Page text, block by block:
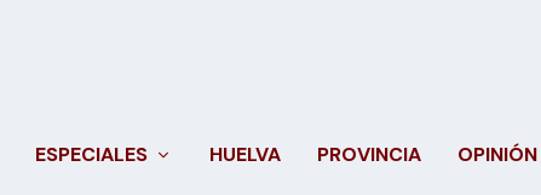
ESPECIALES HUELVA PROVINCIA OPINIÓN